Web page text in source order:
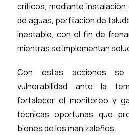
críticos, mediante
de aguas, perfilación de
inestable, con el fin de
mientras se implementan
Con estas acciones
vulnerabilidad ante la
fortalecer el monitoreo y
técnicas oportunas que
bienes de los manizaleños.